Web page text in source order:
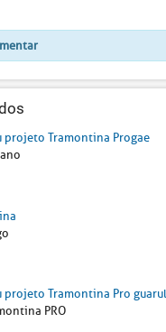
projeto Tramontina Progae
projeto Tramontina Pro
PRO